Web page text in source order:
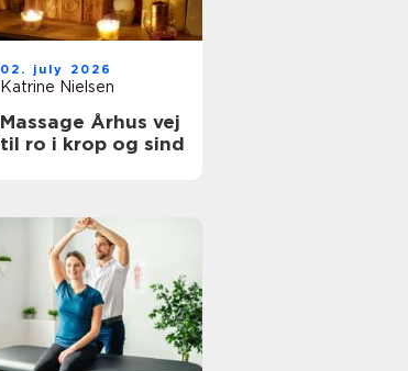
02. july 2026
Katrine Nielsen
Massage Århus vej
til ro i krop og sind